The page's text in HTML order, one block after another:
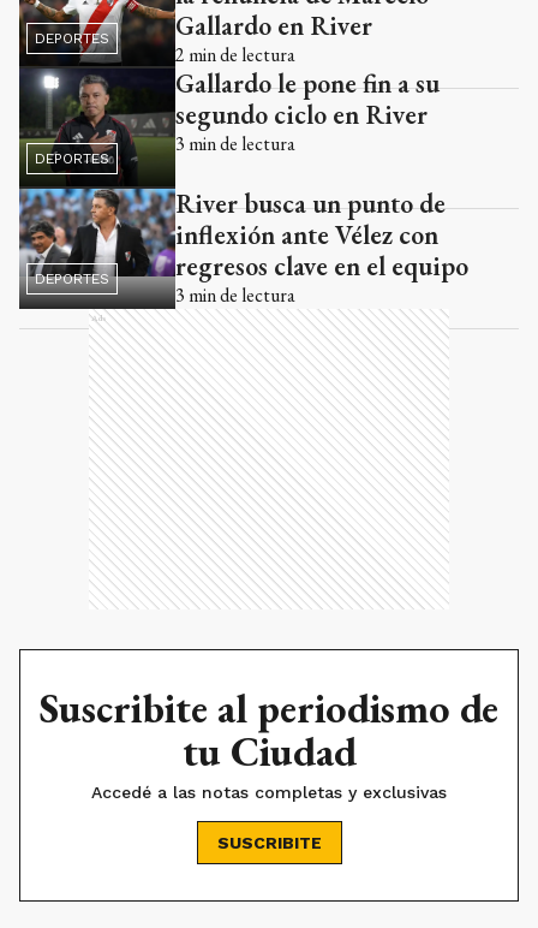
DEPORTES
Gallardo en River
2 min de lectura
DEPORTES
Gallardo le pone fin a su
segundo ciclo en River
3 min de lectura
DEPORTES
River busca un punto de
inflexión ante Vélez con
regresos clave en el equipo
3 min de lectura
Ads
Suscribite al periodismo de
tu Ciudad
Accedé a las notas completas y exclusivas
SUSCRIBITE